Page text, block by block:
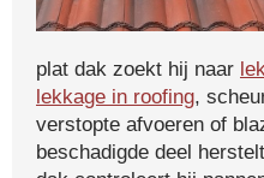
plat dak zoekt hij naar
lekkage in roofing,
verstopte afvoeren of
beschadigde deel